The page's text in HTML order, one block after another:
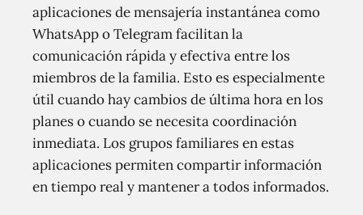
aplicaciones de mensajería instantánea como
WhatsApp o Telegram facilitan la
comunicación rápida y efectiva entre los
miembros de la familia. Esto es especialmente
útil cuando hay cambios de última hora en los
planes o cuando se necesita coordinación
inmediata. Los grupos familiares en estas
aplicaciones permiten compartir información
en tiempo real y mantener a todos informados.